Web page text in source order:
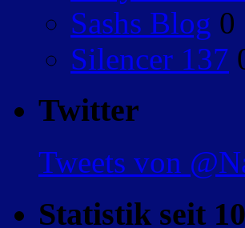
Sashs Blog 0
Silencer 137
Twitter
Tweets von
Statistik seit